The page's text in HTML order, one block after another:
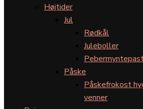
Højtider
Jul
Rødkål
Juleboller
Påske
Påskefrokost
venner